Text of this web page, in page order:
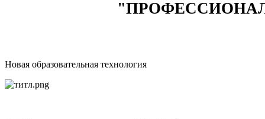
Новая образовательная технология